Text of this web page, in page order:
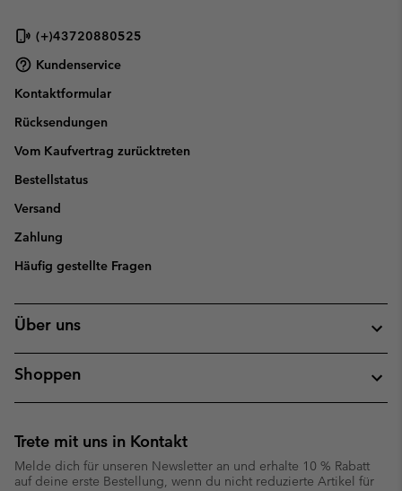
(+)43720880525
Kundenservice
Kontaktformular
Rücksendungen
Vom Kaufvertrag zurücktreten
Bestellstatus
Versand
Zahlung
Häufig gestellte Fragen
Über uns
Shoppen
Trete mit uns in Kontakt
Melde dich für unseren Newsletter an und erhalte 10 % Rabatt
auf deine erste Bestellung, wenn du nicht reduzierte Artikel für